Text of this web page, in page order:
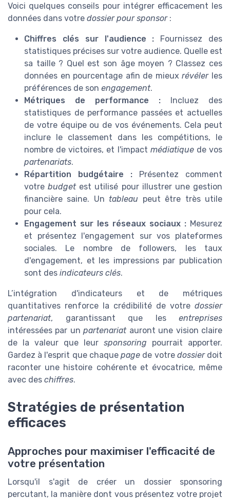
Voici quelques conseils pour intégrer efficacement les
données dans votre dossier pour sponsor:
Chiffres clés sur l'audience : Fournissez des
statistiques précises sur votre audience. Quelle est
sa taille ? Quel est son âge moyen ? Classez ces
données en pourcentage afin de mieuxrévélerles
préférences de son engagement.
Métriques de performance : Incluez des
statistiques de performance passées et actuelles
de votre équipe ou de vos événements. Cela peut
inclure le classement dans les compétitions, le
nombre de victoires, et l'impact médiatiquede vos
partenariats.
Répartition budgétaire : Présentez comment
votrebudgetest utilisé pour illustrer une gestion
financière saine. Un tableau peut être très utile
pour cela.
Engagement sur les réseaux sociaux : Mesurez
et présentez l'engagement sur vos plateformes
sociales. Le nombre de followers, les taux
d'engagement, et les impressions par publication
sont des indicateurs clés.
L’intégration d'indicateurs et de métriques
quantitatives renforce la crédibilité de votre dossier
partenariat, garantissant que les entreprises
intéressées par unpartenariatauront une vision claire
de la valeur que leur sponsoring pourrait apporter.
Gardez à l'esprit que chaquepage de votre dossierdoit
raconter une histoire cohérente et évocatrice, même
avec des chiffres.
Stratégies de présentation
efficaces
Approches pour maximiser l'efficacité de
votre présentation
Lorsqu'il s'agit de créer un dossier sponsoring
percutant, la manière dont vous présentez votre projet